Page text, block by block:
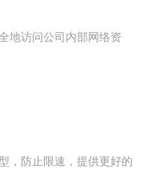
地访问公司内部网络资
，防止限速，提供更好的